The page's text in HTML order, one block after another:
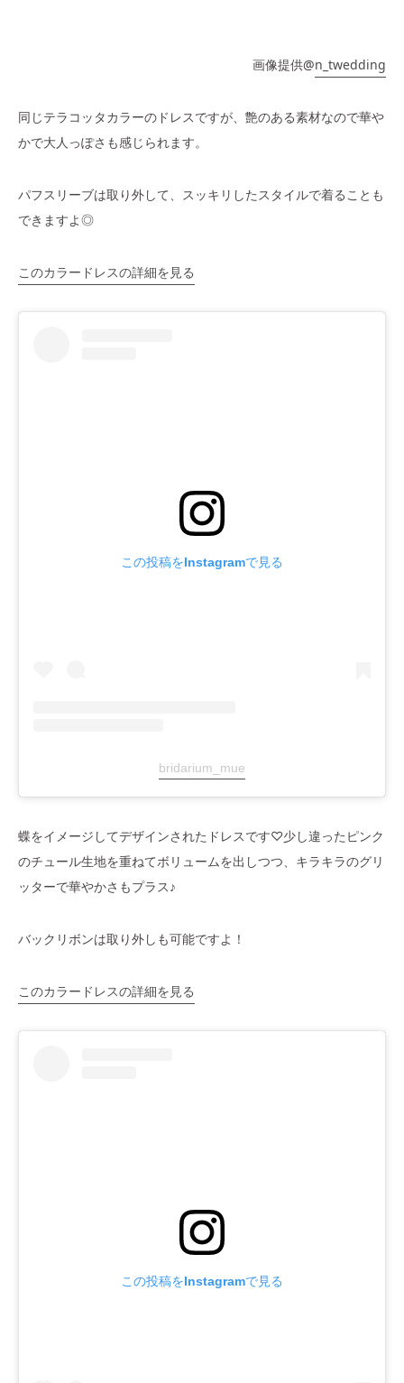
画像提供@n_twedding
同じテラコッタカラーのドレスですが、艶のある素材なので華や
かで大人っぽさも感じられます。
パフスリーブは取り外して、スッキリしたスタイルで着ることも
できますよ◎
このカラードレスの詳細を見る
この投稿をInstagramで見る
bridarium_mue
蝶をイメージしてデザインされたドレスです♡少し違ったピンク
のチュール生地を重ねてボリュームを出しつつ、キラキラのグリ
ッターで華やかさもプラス♪
バックリボンは取り外しも可能ですよ！
このカラードレスの詳細を見る
この投稿をInstagramで見る